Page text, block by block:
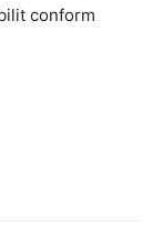
conform